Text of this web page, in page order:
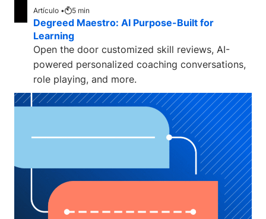
Artículo • 5 min
Degreed Maestro: AI Purpose-Built for
Learning
Open the door customized skill reviews, AI-
powered personalized coaching conversations,
role playing, and more.